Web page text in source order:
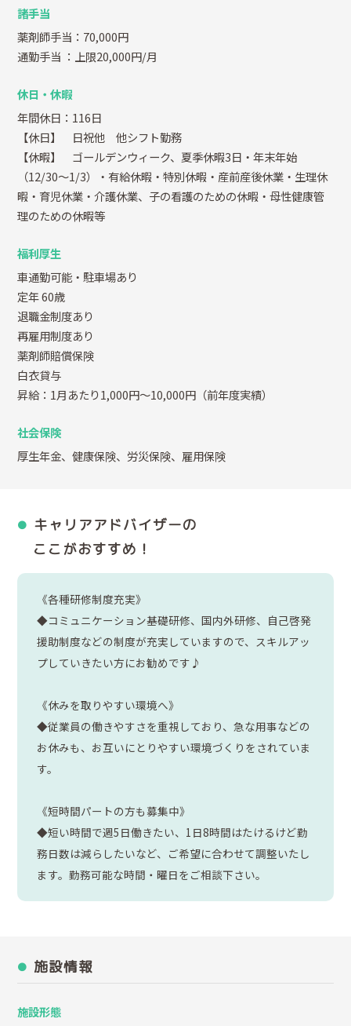
諸手当
薬剤師手当：70,000円
通勤手当 ：上限20,000円/月
休日・休暇
年間休日：116日
【休日】 日祝他 他シフト勤務
【休暇】 ゴールデンウィーク、夏季休暇3日・年末年始
（12/30～1/3）・有給休暇・特別休暇・産前産後休業・生理休
暇・育児休業・介護休業、子の看護のための休暇・母性健康管
理のための休暇等
福利厚生
車通勤可能・駐車場あり
定年 60歳
退職金制度あり
再雇用制度あり
薬剤師賠償保険
白衣貸与
昇給：1月あたり1,000円～10,000円（前年度実績）
社会保険
厚生年金、健康保険、労災保険、雇用保険
キャリアアドバイザーの
ここがおすすめ！
《各種研修制度充実》
◆コミュニケーション基礎研修、国内外研修、自己啓発
援助制度などの制度が充実していますので、スキルアッ
プしていきたい方にお勧めです♪
《休みを取りやすい環境へ》
◆従業員の働きやすさを重視しており、急な用事などの
お休みも、お互いにとりやすい環境づくりをされていま
す。
《短時間パートの方も募集中》
◆短い時間で週5日働きたい、1日8時間はたけるけど勤
務日数は減らしたいなど、ご希望に合わせて調整いたし
ます。勤務可能な時間・曜日をご相談下さい。
施設情報
施設形態